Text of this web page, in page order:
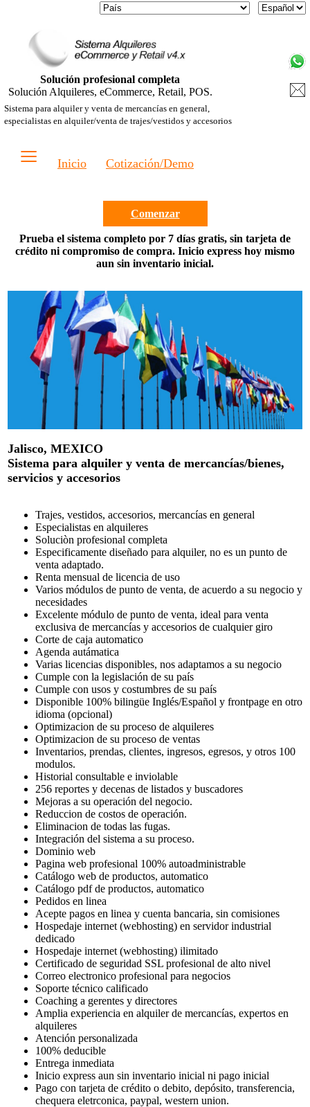
Solución profesional completa
Solución Alquileres, eCommerce, Retail, POS.
Sistema para alquiler y venta de mercancías en general,
especialistas en alquiler/venta de trajes/vestidos y accesorios
≡ Inicio Cotización/Demo
Comenzar
Prueba el sistema completo por 7 días gratis, sin tarjeta de
crédito ni compromiso de compra. Inicio express hoy mismo
aun sin inventario inicial.
Jalisco, MEXICO
Sistema para alquiler y venta de mercancías/bienes,
servicios y accesorios
Trajes, vestidos, accesorios, mercancías en general
Especialistas en alquileres
Soluciòn profesional completa
Especificamente diseñado para alquiler, no es un punto de
venta adaptado.
Renta mensual de licencia de uso
Varios módulos de punto de venta, de acuerdo a su negocio y
necesidades
Excelente módulo de punto de venta, ideal para venta
exclusiva de mercancías y accesorios de cualquier giro
Corte de caja automatico
Agenda autámatica
Varias licencias disponibles, nos adaptamos a su negocio
Cumple con la legislación de su país
Cumple con usos y costumbres de su país
Disponible 100% bilingüe Inglés/Español y frontpage en otro
idioma (opcional)
Optimizacion de su proceso de alquileres
Optimizacion de su proceso de ventas
Inventarios, prendas, clientes, ingresos, egresos, y otros 100
modulos.
Historial consultable e inviolable
256 reportes y decenas de listados y buscadores
Mejoras a su operación del negocio.
Reduccion de costos de operación.
Eliminacion de todas las fugas.
Integración del sistema a su proceso.
Dominio web
Pagina web profesional 100% autoadministrable
Catálogo web de productos, automatico
Catálogo pdf de productos, automatico
Pedidos en linea
Acepte pagos en linea y cuenta bancaria, sin comisiones
Hospedaje internet (webhosting) en servidor industrial
dedicado
Hospedaje internet (webhosting) ilimitado
Certificado de seguridad SSL profesional de alto nivel
Correo electronico profesional para negocios
Soporte técnico calificado
Coaching a gerentes y directores
Amplia experiencia en alquiler de mercancías, expertos en
alquileres
Atención personalizada
100% deducible
Entrega inmediata
Inicio express aun sin inventario inicial ni pago inicial
Pago con tarjeta de crédito o debito, depósito, transferencia,
chequera eletrconica, paypal, western union.